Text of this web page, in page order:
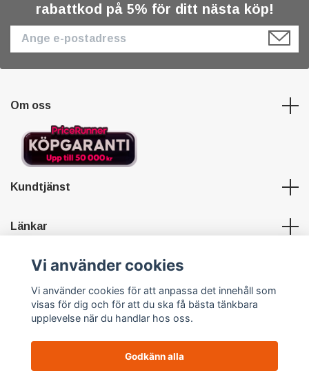
rabattkod på 5% för ditt nästa köp!
Om oss
Kundtjänst
Länkar
Sociala medier
Vi använder cookies
Vi använder cookies för att anpassa det innehåll som
visas för dig och för att du ska få bästa tänkbara
upplevelse när du handlar hos oss.
Godkänn alla